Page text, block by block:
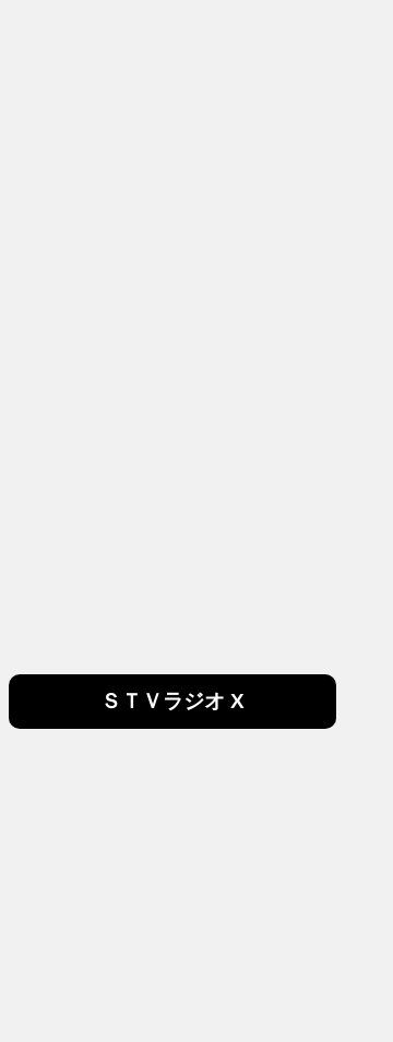
ＳＴＶラジオ X